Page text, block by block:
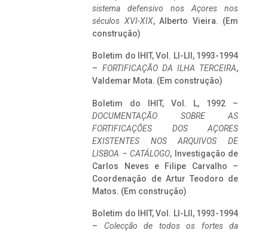
sistema defensivo nos Açores nos
séculos XVI-XIX, Alberto Vieira. (Em
construção)
Boletim do IHIT, Vol. LI-LII, 1993-1994
– FORTIFICAÇÃO DA ILHA TERCEIRA,
Valdemar Mota. (Em construção)
Boletim do IHIT, Vol. L, 1992 –
DOCUMENTAÇÃO SOBRE AS
FORTIFICAÇÕES DOS AÇORES
EXISTENTES NOS ARQUIVOS DE
LISBOA – CATÁLOGO, Investigação de
Carlos Neves e Filipe Carvalho –
Coordenação de Artur Teodoro de
Matos. (Em construção)
Boletim do IHIT, Vol. LI-LII, 1993-1994
– Colecção de todos os fortes da